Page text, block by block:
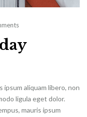
ipsum aliquam libero, non
ligula eget dolor.
mauris ipsum